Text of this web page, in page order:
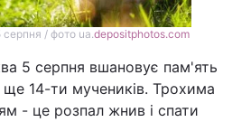
/ фото ua.depositphotos.com
5 серпня вшановує пам'ять
ще 14-ти мучеників. Трохима
- це розпал жнив і спати